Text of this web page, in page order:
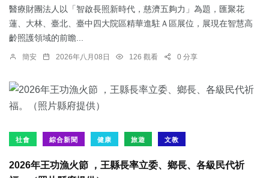
醫療財團法人以「智啟長照新時代，慈濟五夠力」為題，匯聚花
蓮、大林、臺北、臺中四大院區精華進駐Ａ區展位，展現在智慧高
齡照護領域的前瞻...
簡安 2026年八月08日 126 觀看 0 分享
社會 綜合新聞 健康 旅遊 文教
2026年王功漁火節 ，王縣長率立委、鄉長、各級民代祈